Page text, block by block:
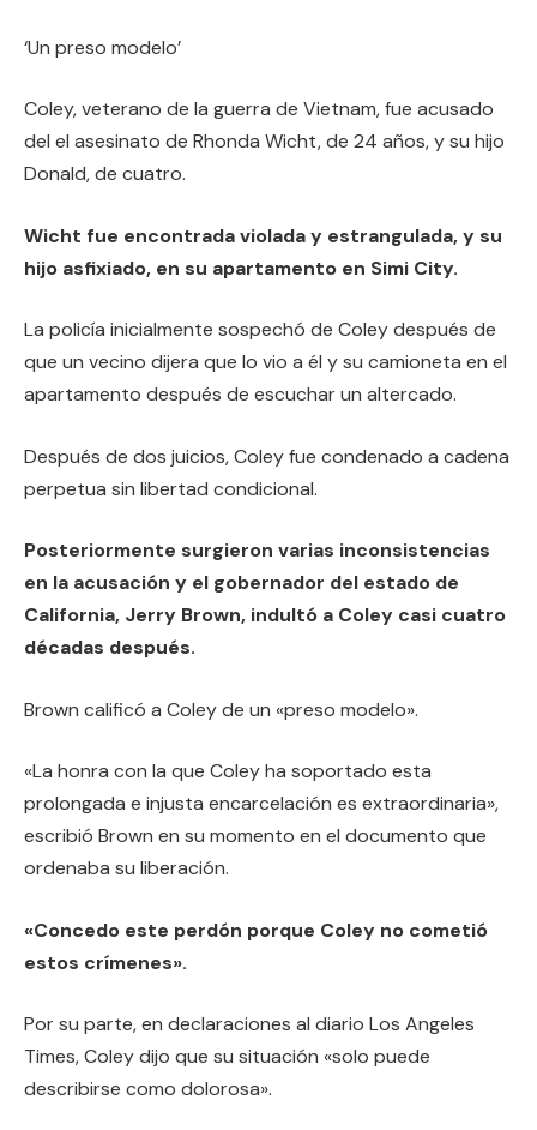
‘Un preso modelo’
Coley, veterano de la guerra de Vietnam, fue acusado
del el asesinato de Rhonda Wicht, de 24 años, y su hijo
Donald, de cuatro.
Wicht fue encontrada violada y estrangulada, y su
hijo asfixiado, en su apartamento en Simi City.
La policía inicialmente sospechó de Coley después de
que un vecino dijera que lo vio a él y su camioneta en el
apartamento después de escuchar un altercado.
Después de dos juicios, Coley fue condenado a cadena
perpetua sin libertad condicional.
Posteriormente surgieron varias inconsistencias
en la acusación y el gobernador del estado de
California, Jerry Brown, indultó a Coley casi cuatro
décadas después.
Brown calificó a Coley de un «preso modelo».
«La honra con la que Coley ha soportado esta
prolongada e injusta encarcelación es extraordinaria»,
escribió Brown en su momento en el documento que
ordenaba su liberación.
«Concedo este perdón porque Coley no cometió
estos crímenes».
Por su parte, en declaraciones al diario Los Angeles
Times, Coley dijo que su situación «solo puede
describirse como dolorosa».